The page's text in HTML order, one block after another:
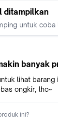
ditampilkan
untuk coba
banyak
lihat barang
ongkir, lho~
ini?